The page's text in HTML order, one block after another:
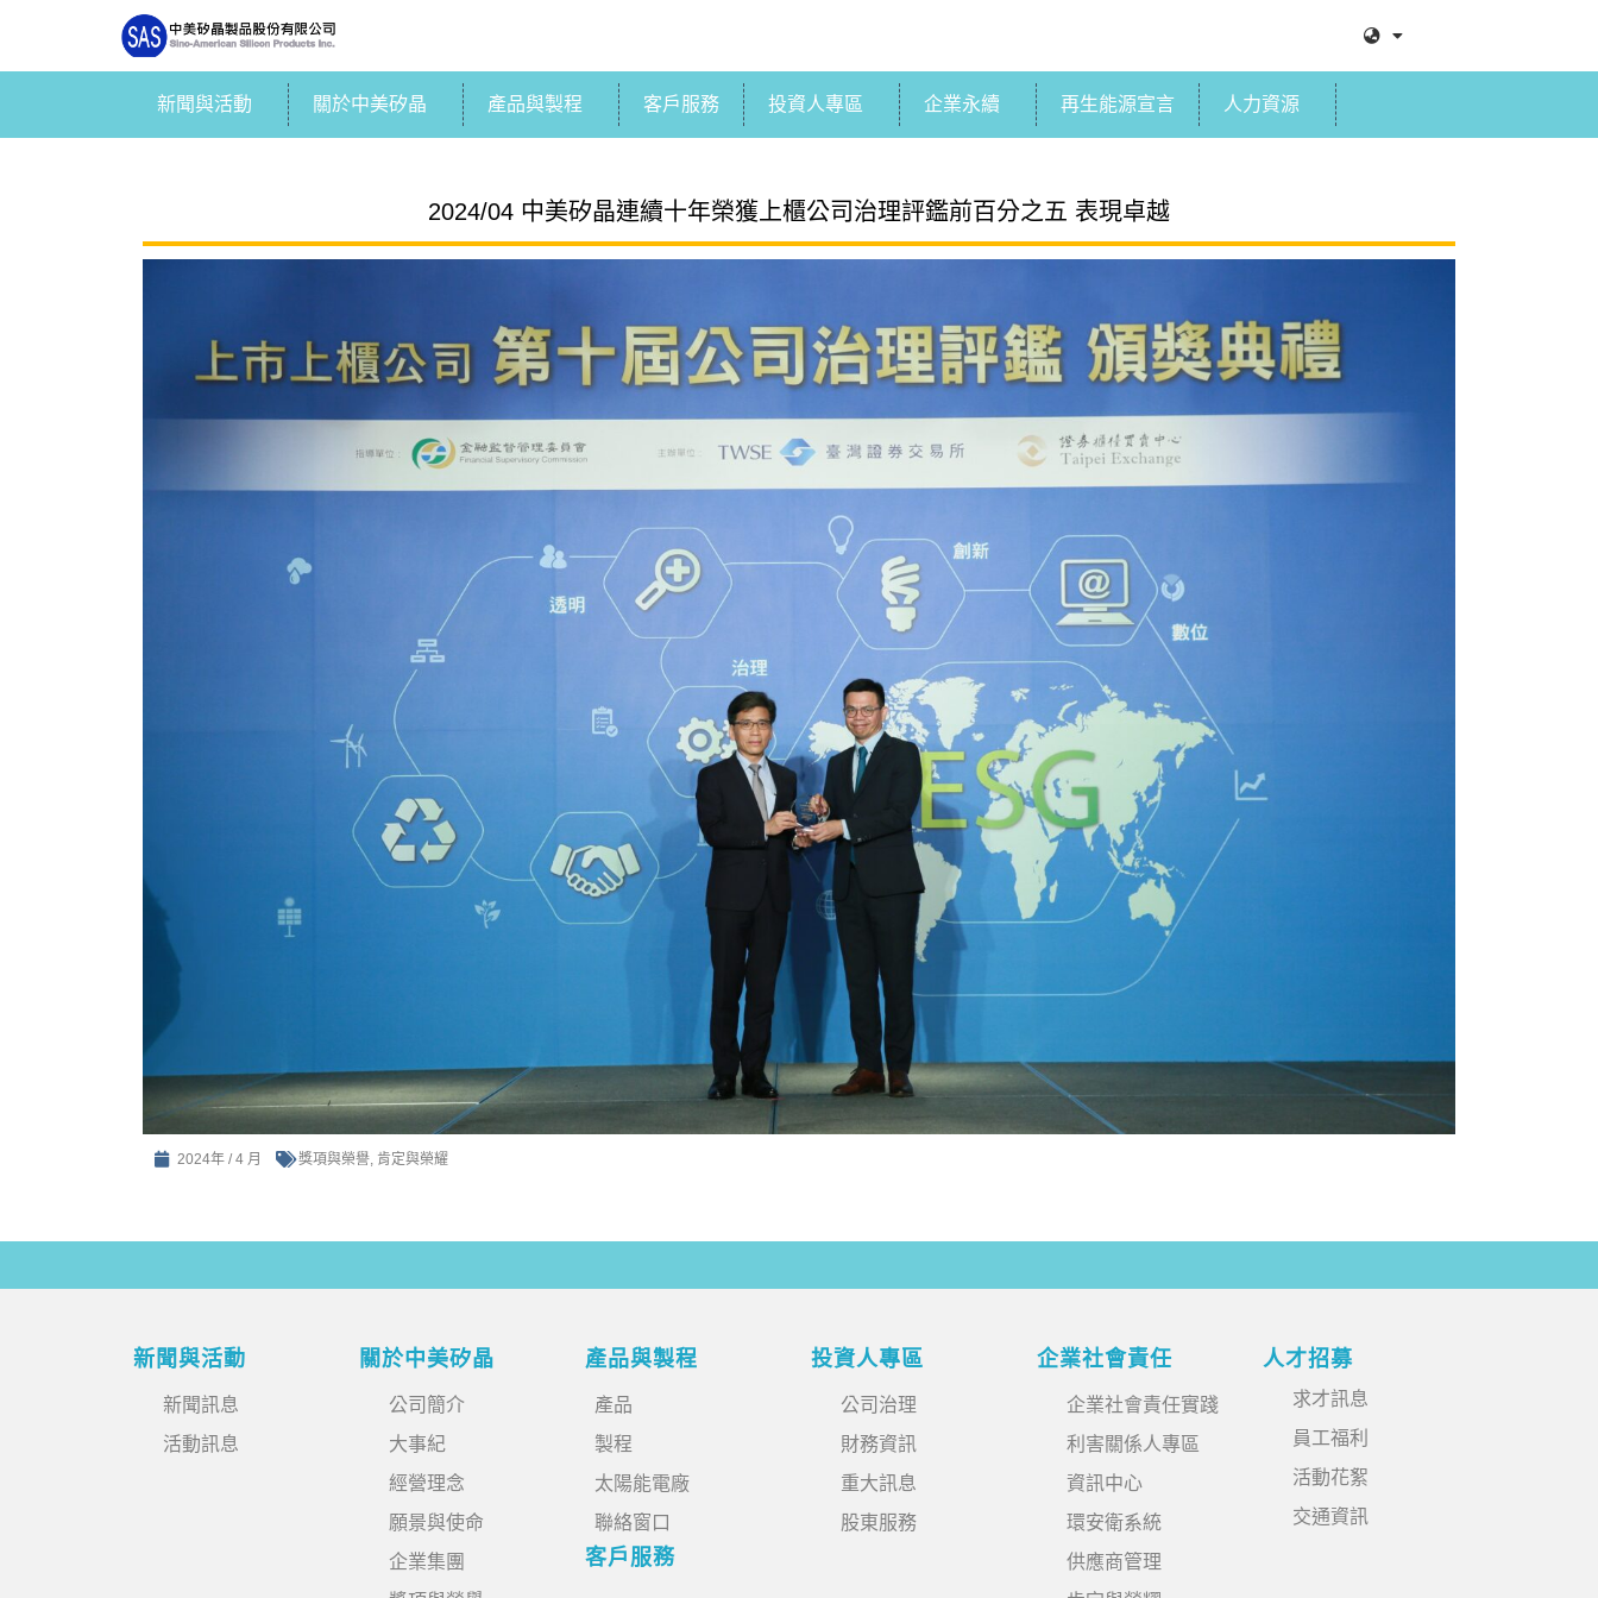
新聞與活動 關於中美矽晶 產品與製程 客戶服務 投資人專區 企業永續 再生能源宣言 人力資源
2024/04 中美矽晶連續十年榮獲上櫃公司治理評鑑前百分之五 表現卓越
2024年 / 4 月 獎項與榮譽, 肯定與榮耀
新聞與活動
新聞訊息
活動訊息
關於中美矽晶
公司簡介
大事紀
經營理念
願景與使命
企業集團
產品與製程
產品
製程
太陽能電廠
聯絡窗口
客戶服務
投資人專區
公司治理
財務資訊
重大訊息
股東服務
企業社會責任
企業社會責任實踐
利害關係人專區
資訊中心
環安衛系統
供應商管理
人才招募
求才訊息
員工福利
活動花絮
交通資訊